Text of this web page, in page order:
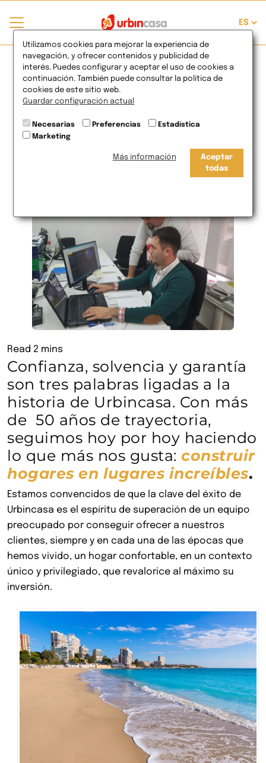
Confianza, solvencia y
garantía, los tres
pilares de la marca
Urbincasa
Confianza, solvencia y garantía
son tres palabras ligadas a la
historia de Urbincasa. Con más
de 50 años de trayectoria,
seguimos hoy por hoy haciendo
lo que más nos gusta:construir
hogares en lugares increíbles.
Estamos convencidos de que la clave del éxito de
Urbincasa es el espíritu de superación de un equipo
preocupado por conseguir ofrecer a nuestros
clientes, siempre y en cada una de las épocas que
hemos vivido, un hogar confortable, en un contexto
único y privilegiado, que revalorice al máximo su
inversión.
Utilizamos cookies para mejorar la experiencia de
navegación, y ofrecer contenidos y publicidad de
interés. Puedes configurar y aceptar el uso de cookies a
continuación. También puede consultar la política de
cookies de este sitio web.
Guardar configuración actual
Necesarias Preferencias
Estadística
Marketing
Más información
Aceptar
todas